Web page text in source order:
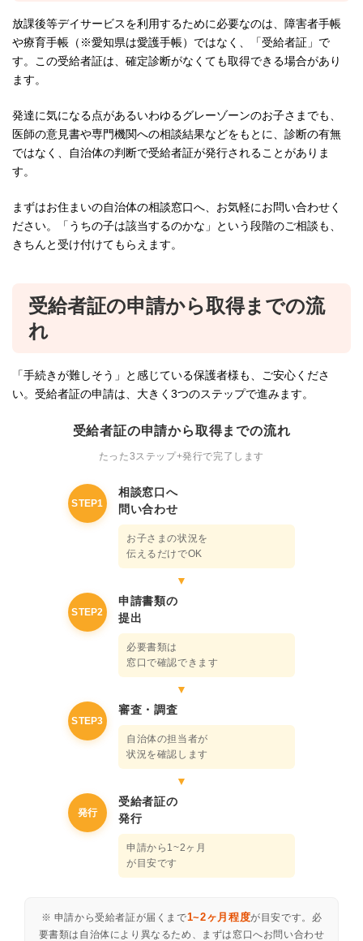
放課後等デイサービスを利用するために必要なのは、障害者手帳
や療育手帳（※愛知県は愛護手帳）ではなく、「受給者証」で
す。この受給者証は、確定診断がなくても取得できる場合があり
ます。
発達に気になる点があるいわゆるグレーゾーンのお子さまでも、
医師の意見書や専門機関への相談結果などをもとに、診断の有無
ではなく、自治体の判断で受給者証が発行されることがありま
す。
まずはお住まいの自治体の相談窓口へ、お気軽にお問い合わせく
ださい。「うちの子は該当するのかな」という段階のご相談も、
きちんと受け付けてもらえます。
受給者証の申請から取得までの流
れ
「手続きが難しそう」と感じている保護者様も、ご安心くださ
い。受給者証の申請は、大きく3つのステップで進みます。
受給者証の申請から取得までの流れ
たった3ステップ+発行で完了します
STEP1
相談窓口へ
問い合わせ
お子さまの状況を
伝えるだけでOK
STEP2
申請書類の
提出
必要書類は
窓口で確認できます
STEP3
審査・調査
自治体の担当者が
状況を確認します
発行
受給者証の
発行
申請から1~2ヶ月
が目安です
※ 申請から受給者証が届くまで1~2ヶ月程度が目安です。必
要書類は自治体により異なるため、まずは窓口へお問い合わせ